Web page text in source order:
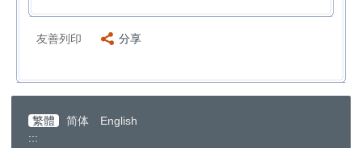
友善列印 分享
繁體 简体
English
:::